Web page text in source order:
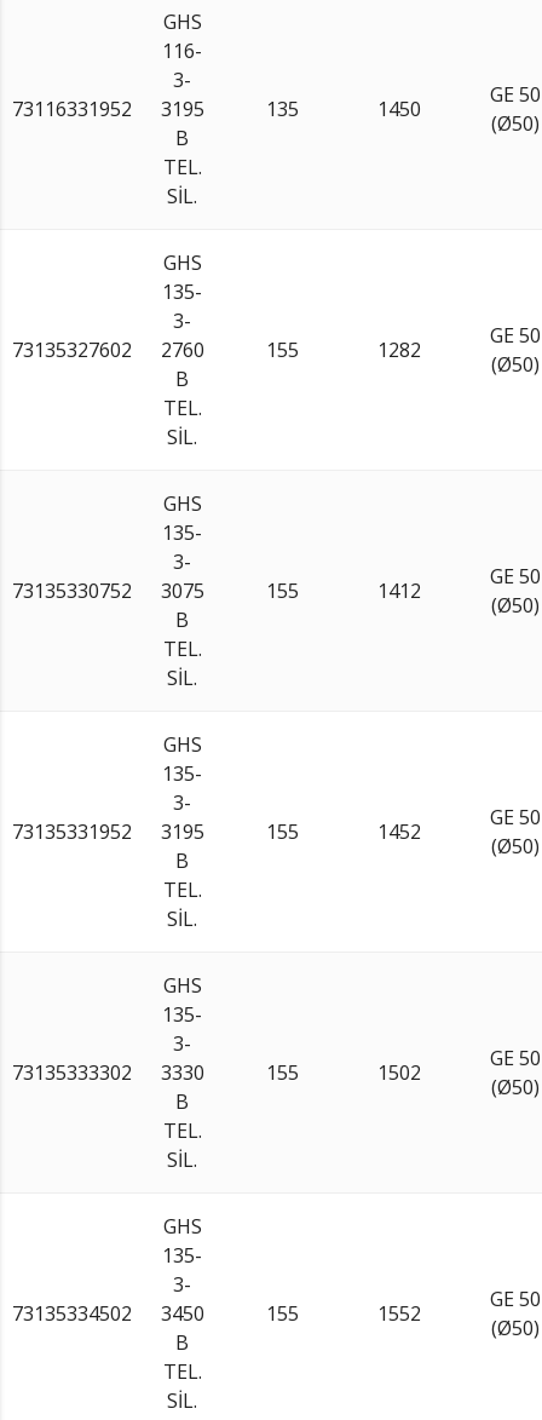
73116331952
GHS
116-
3-
3195
B
TEL.
SİL.
135 1450
GE 50
(Ø50)
73135327602
GHS
135-
3-
2760
B
TEL.
SİL.
155 1282
GE 50
(Ø50)
73135330752
GHS
135-
3-
3075
B
TEL.
SİL.
155 1412
GE 50
(Ø50)
73135331952
GHS
135-
3-
3195
B
TEL.
SİL.
155 1452
GE 50
(Ø50)
73135333302
GHS
135-
3-
3330
B
TEL.
SİL.
155 1502
GE 50
(Ø50)
73135334502
GHS
135-
3-
3450
B
TEL.
SİL.
155 1552
GE 50
(Ø50)